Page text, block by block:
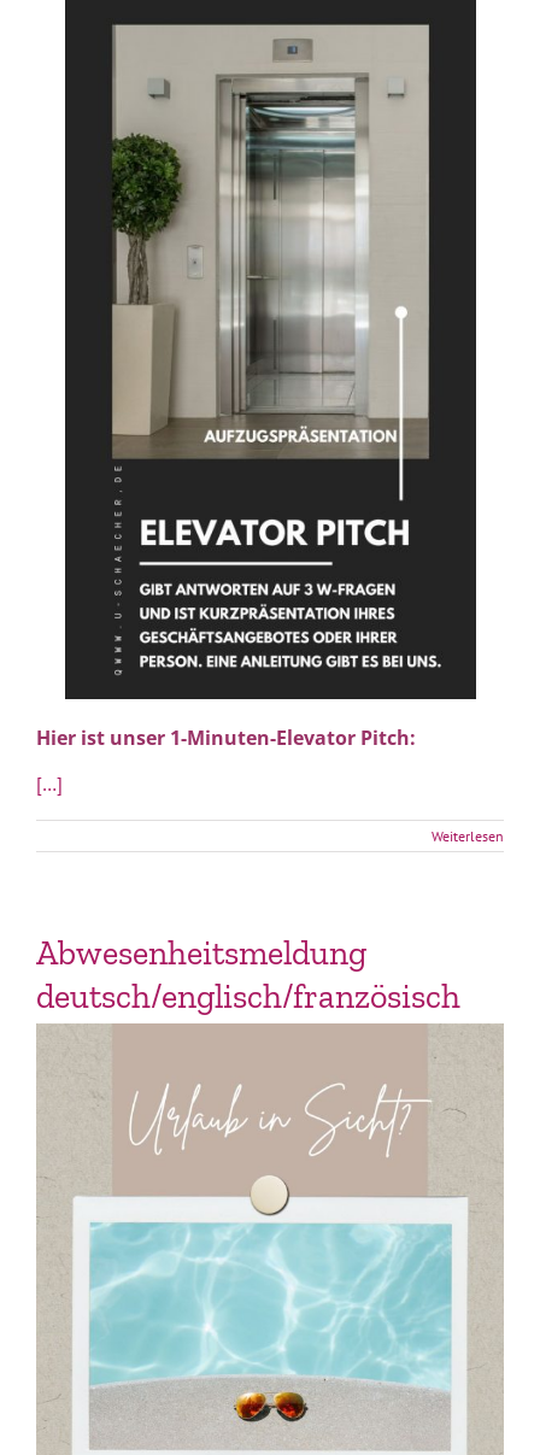
Hier ist unser 1-Minuten-Elevator Pitch:
[…]
Weiterlesen
Abwesenheitsmeldung
deutsch/englisch/französisch